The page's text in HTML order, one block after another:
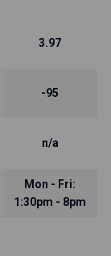
3.97
-95
n/a
Mon - Fri:
1:30pm - 8pm